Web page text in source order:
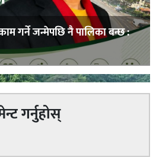
गर्ने जन्मेपछि नै पालिका बन्छ :
गर्नुहोस्